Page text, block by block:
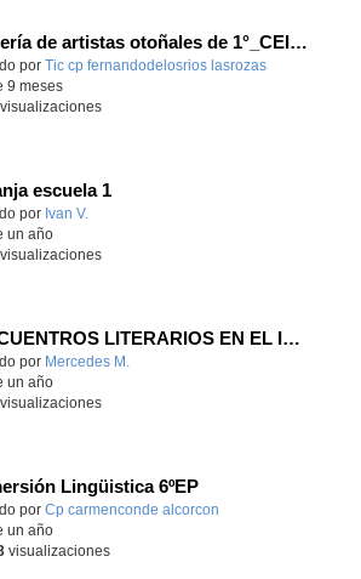
Galería de artistas otoñales de 1°_CEIP FDLR_Las Rozas
educativo.
por Tic cp fernandodelosrios lasrozas-
9 meses
escuela 1
educativo.
por Ivan V.
un año
ENCUENTROS LITERARIOS EN EL IES ANTONIO DOMÍNGUEZ ORTIZ
por Mercedes M.
un año
Lingüistica 6ºEP
por Cp carmenconde alcorcon
un año
visualizaciones